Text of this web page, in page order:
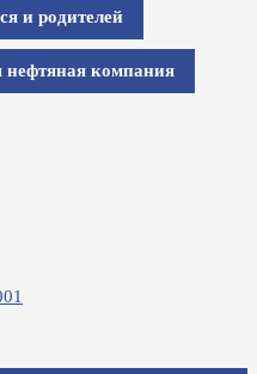
и родителей
нефтяная компания